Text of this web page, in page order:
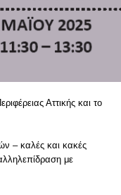
Αττικής και το
– καλές και κακές
με